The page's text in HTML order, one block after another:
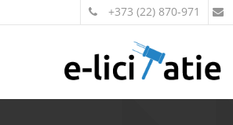
+373 (22) 870-971